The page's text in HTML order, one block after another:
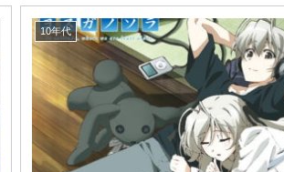
10年代